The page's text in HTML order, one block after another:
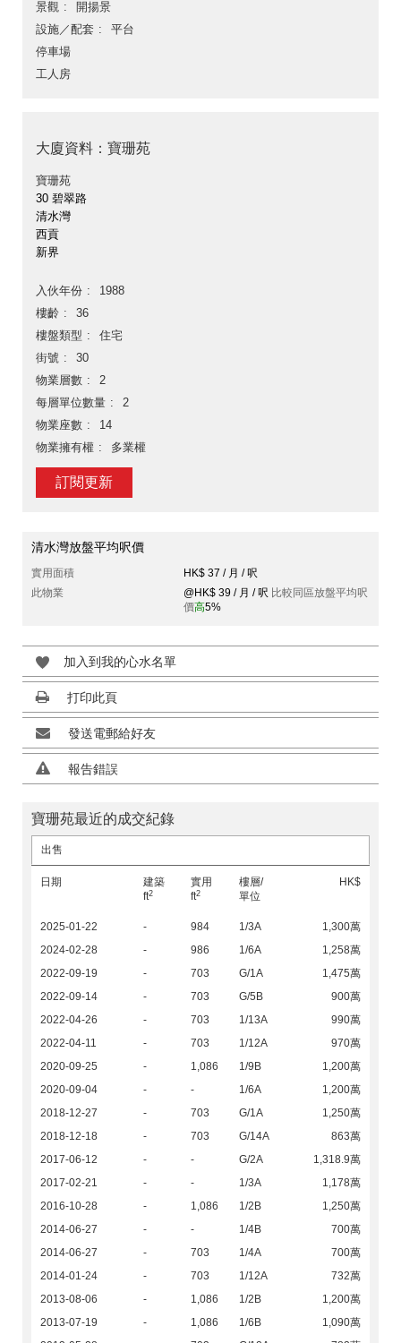
景觀
開揚景
設施／配套
平台
停車場
工人房
大廈資料：寶珊苑
寶珊苑
30 碧翠路
清水灣
西貢
新界
入伙年份
1988
樓齡
36
樓盤類型
住宅
街號
30
物業層數
2
每層單位數量
2
物業座數
14
物業擁有權
多業權
訂閱更新
清水灣放盤平均呎價
實用面積
HK$ 37 / 月 / 呎
此物業
@HK$ 39 / 月 / 呎 比較同區放盤平均呎
價高5%
加入到我的心水名單
打印此頁
發送電郵給好友
報告錯誤
寶珊苑最近的成交紀錄
出售
日期
建築
ft2
實用
ft2
樓層/
單位
HK$
2025-01-22 - 984 1/3A
1,300萬
2024-02-28
- 986 1/6A
1,258萬
2022-09-19
- 703 G/1A
1,475萬
2022-09-14
- 703 G/5B
900萬
2022-04-26
- 703 1/13A
990萬
2022-04-11
- 703 1/12A
970萬
2020-09-25
- 1,086 1/9B
1,200萬
2020-09-04
- - 1/6A
1,200萬
2018-12-27
- 703 G/1A
1,250萬
2018-12-18
- 703 G/14A
863萬
2017-06-12
- - G/2A
1,318.9萬
2017-02-21
- - 1/3A
1,178萬
2016-10-28
- 1,086 1/2B
1,250萬
2014-06-27
- - 1/4B
700萬
2014-06-27
- 703 1/4A
700萬
2014-01-24
- 703 1/12A
732萬
2013-08-06
- 1,086 1/2B
1,200萬
2013-07-19
- 1,086 1/6B
1,090萬